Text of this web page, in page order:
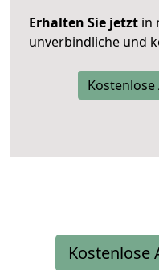
Erhalten Sie jetzt in
unverbindliche und
Kostenlose